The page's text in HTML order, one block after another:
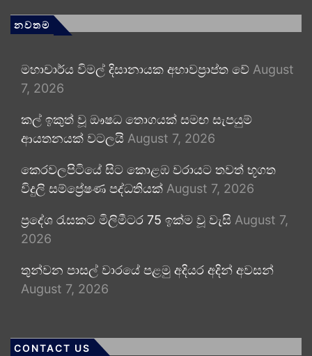
නවතම
මහාචාර්ය විමල් දිසානායක අභාවප්‍රාප්ත වේ August
7, 2026
කල් ඉකුත් වූ ඖෂධ තොගයක් සමඟ සැපයුම්
ආයතනයක් වටලයි August 7, 2026
කෙරවලපිටියේ සිට කොළඹ වරායට තවත් භූගත
විදුලි සම්ප්‍රේෂණ පද්ධතියක් August 7, 2026
ප්‍රදේශ රැසකට මිලිමීටර 75 ඉක්ම වූ වැසි August 7,
2026
තුන්වන පාසල් වාරයේ පළමු අදියර අදින් අවසන්
August 7, 2026
CONTACT US